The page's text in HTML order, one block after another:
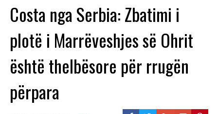
Costa nga Serbia: Zbatimi i
plotë i Marrëveshjes së Ohrit
është thelbësore për rrugën
përpara